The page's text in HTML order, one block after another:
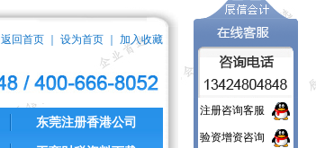
返回首页｜ 设为首页｜ 加入收藏
东莞注册香港公司
注册咨询客服
验资增资咨询